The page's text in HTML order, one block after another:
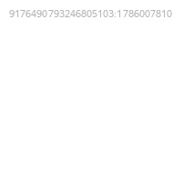
9176490793246805103:1786007810